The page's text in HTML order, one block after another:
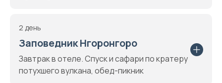
2 день
Заповедник Нгоронгоро
Завтрак в отеле. Спуск и сафари по кратеру
потухшего вулкана, обед-пикник